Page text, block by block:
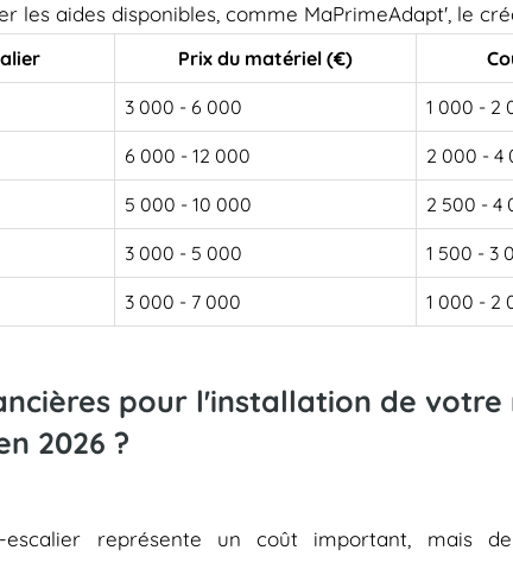
les aides disponibles, comme MaPrimeAdapt', le
Prix du matériel (€)
3 000 - 6 000 1 000 - 2
6 000 - 12 000 2 000 - 4
5 000 - 10 000 2 500 - 4
3 000 - 5 000 1 500 - 3
3 000 - 7 000 1 000 - 2
pour l'installation de
2026 ?
escalier représente un coût important, mais